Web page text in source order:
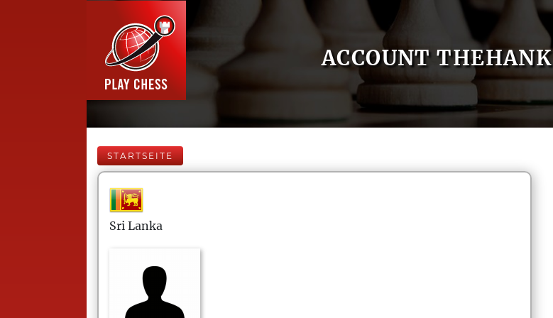
ACCOUNT THEHANK
STARTSEITE
Sri Lanka